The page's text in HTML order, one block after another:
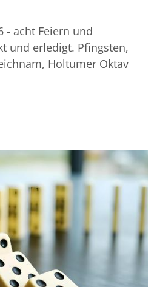
- acht Feiern und
und erledigt. Pfingsten,
Holtumer Oktav